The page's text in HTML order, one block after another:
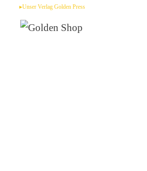
springen
▸Unser Verlag Golden Press